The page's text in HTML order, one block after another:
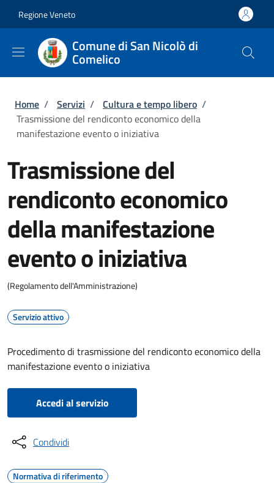
Regione Veneto
Comune di San Nicolò di
Comelico
Briciole di pane
Home / Servizi / Cultura e tempo libero /
Trasmissione del rendiconto economico della
manifestazione evento o iniziativa
Trasmissione del
rendiconto economico
della manifestazione
evento o iniziativa
(Regolamento dell'Amministrazione)
Servizio attivo
Procedimento di trasmissione del rendiconto economico della
manifestazione evento o iniziativa
Accedi al servizio
Condividi
Normativa di riferimento